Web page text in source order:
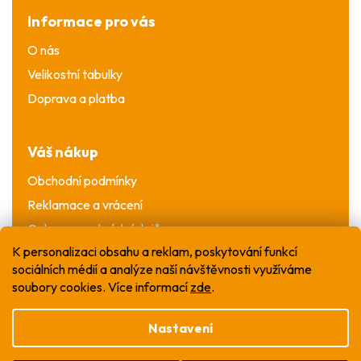
K personalizaci obsahu a reklam, poskytování funkcí
sociálních médií a analýze naší návštěvnosti využíváme
soubory cookies. Více informací zde.
Nastavení
Informace pro vás
O nás
Velikostní tabulky
Doprava a platba
Váš nákup
Obchodní podmínky
Reklamace a vrácení
Ochrana osobních údajů